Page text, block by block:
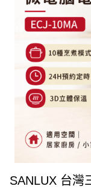
SANLUX 台灣